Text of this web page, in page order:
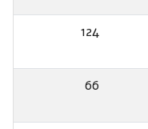
124
66